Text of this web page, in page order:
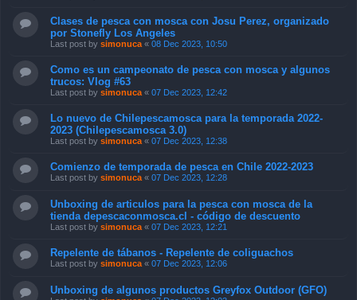
Clases de pesca con mosca con Josu Perez, organizado
por Stonefly Los Angeles
Last post by simonuca « 08 Dec 2023, 10:50
Como es un campeonato de pesca con mosca y algunos
trucos: Vlog #63
Last post by simonuca « 07 Dec 2023, 12:42
Lo nuevo de Chilepescamosca para la temporada 2022-
2023 (Chilepescamosca 3.0)
Last post by simonuca « 07 Dec 2023, 12:38
Comienzo de temporada de pesca en Chile 2022-2023
Last post by simonuca « 07 Dec 2023, 12:28
Unboxing de articulos para la pesca con mosca de la
tienda depescaconmosca.cl - código de descuento
Last post by simonuca « 07 Dec 2023, 12:21
Repelente de tábanos - Repelente de coliguachos
Last post by simonuca « 07 Dec 2023, 12:06
Unboxing de algunos productos Greyfox Outdoor (GFO)